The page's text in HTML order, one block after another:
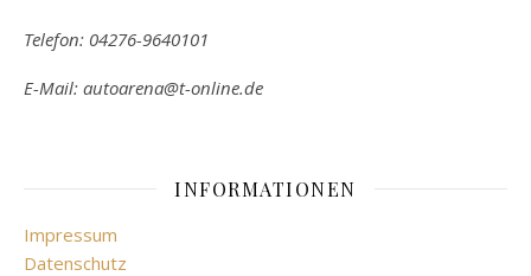
Telefon: 04276-9640101
E-Mail: autoarena@t-online.de
INFORMATIONEN
Impressum
Datenschutz